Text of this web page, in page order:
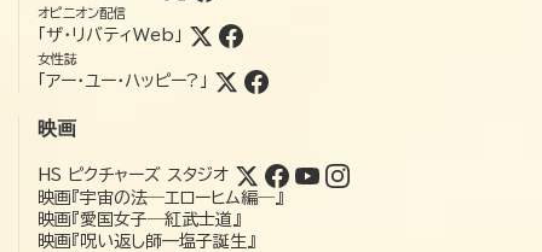
オピニオン配信
「ザ・リバティWeb」
女性誌
「アー・ユー・ハッピー?」
映画
HS ピクチャーズ スタジオ
映画『宇宙の法―エローヒム編―』
映画『愛国女子―紅武士道』
映画『呪い返し師—塩子誕生』